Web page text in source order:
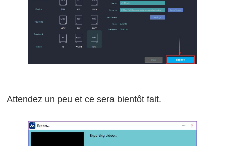
Attendez un peu et ce sera bientôt fait.